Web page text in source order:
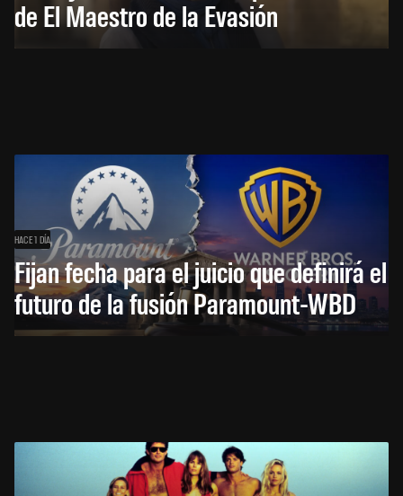
de El Maestro de la Evasión
HACE 1 DÍA
Fijan fecha para el juicio que definirá el
futuro de la fusión Paramount-WBD